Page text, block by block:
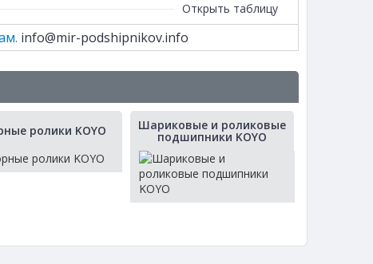
Открыть таблицу
info@mir-podshipnikov.info
ролики KOYO Шариковые и роликовые
подшипники KOYO